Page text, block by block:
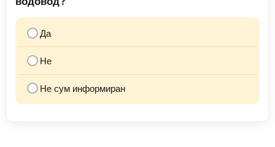
Да
Не
Не сум информиран